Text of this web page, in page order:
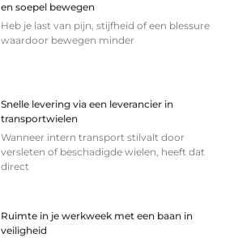
en soepel bewegen
Heb je last van pijn, stijfheid of een blessure
waardoor bewegen minder
Snelle levering via een leverancier in
transportwielen
Wanneer intern transport stilvalt door
versleten of beschadigde wielen, heeft dat
direct
Ruimte in je werkweek met een baan in
veiligheid